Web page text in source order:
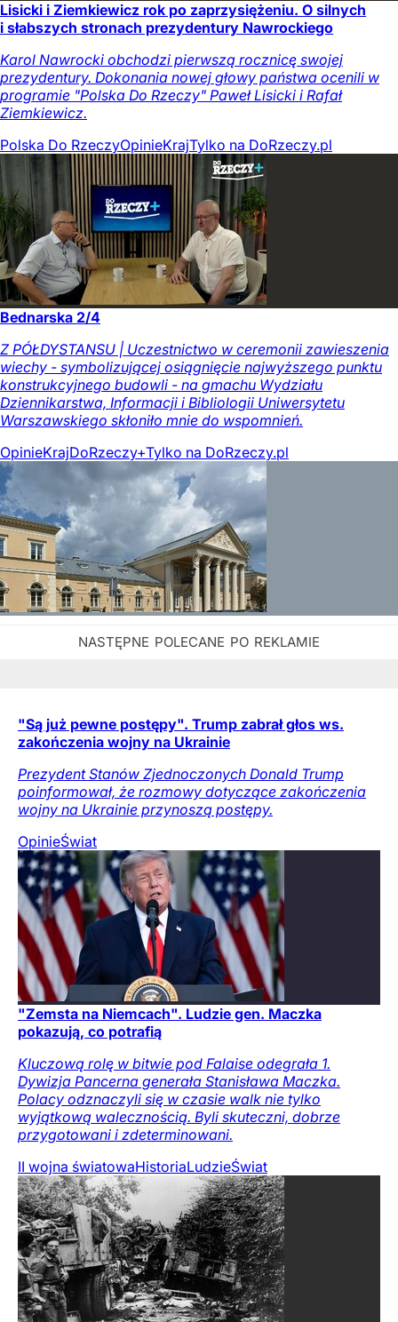
Lisicki i Ziemkiewicz rok po zaprzysiężeniu. O silnych
i słabszych stronach prezydentury Nawrockiego
Karol Nawrocki obchodzi pierwszą rocznicę swojej
prezydentury. Dokonania nowej głowy państwa ocenili w
programie "Polska Do Rzeczy" Paweł Lisicki i Rafał
Ziemkiewicz.
Polska Do RzeczyOpinieKrajTylko na DoRzeczy.pl
Bednarska 2/4
Z PÓŁDYSTANSU | Uczestnictwo w ceremonii zawieszenia
wiechy - symbolizującej osiągnięcie najwyższego punktu
konstrukcyjnego budowli - na gmachu Wydziału
Dziennikarstwa, Informacji i Bibliologii Uniwersytetu
Warszawskiego skłoniło mnie do wspomnień.
OpinieKrajDoRzeczy+Tylko na DoRzeczy.pl
"Są już pewne postępy". Trump zabrał głos ws.
zakończenia wojny na Ukrainie
Prezydent Stanów Zjednoczonych Donald Trump
poinformował, że rozmowy dotyczące zakończenia
wojny na Ukrainie przynoszą postępy.
OpinieŚwiat
"Zemsta na Niemcach". Ludzie gen. Maczka
pokazują, co potrafią
Kluczową rolę w bitwie pod Falaise odegrała 1.
Dywizja Pancerna generała Stanisława Maczka.
Polacy odznaczyli się w czasie walk nie tylko
wyjątkową walecznością. Byli skuteczni, dobrze
przygotowani i zdeterminowani.
II wojna światowaHistoriaLudzieŚwiat